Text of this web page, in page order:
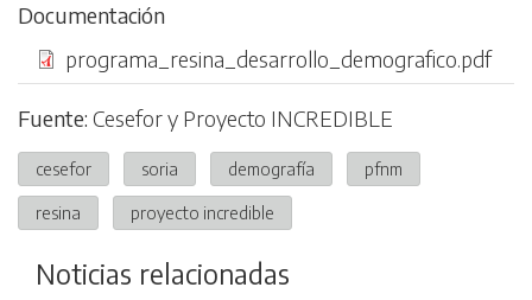
Documentación
Archivo
programa_resina_desarrollo_demografico.pdf
Fuente: Cesefor y Proyecto INCREDIBLE
cesefor soria demografía pfnm
resina proyecto incredible
Noticias relacionadas